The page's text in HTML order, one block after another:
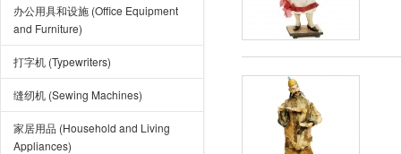
办公用具和设施 (Office Equipment
and Furniture)
打字机 (Typewriters)
缝纫机 (Sewing Machines)
家居用品 (Household and Living
Appliances)